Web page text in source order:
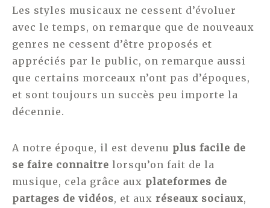
Les styles musicaux ne cessent d’évoluer
avec le temps, on remarque que de nouveaux
genres ne cessent d’être proposés et
appréciés par le public, on remarque aussi
que certains morceaux n’ont pas d’époques,
et sont toujours un succès peu importe la
décennie.
A notre époque, il est devenu plus facile de
se faire connaitre lorsqu’on fait de la
musique, cela grâce aux plateformes de
partages de vidéos, et aux réseaux sociaux,